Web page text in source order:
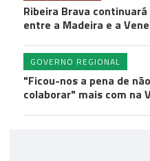
Ribeira Brava
entre a Madeira e a
GOVERNO REGIONAL
"Ficou-nos a pena de
colaborar" mais com na